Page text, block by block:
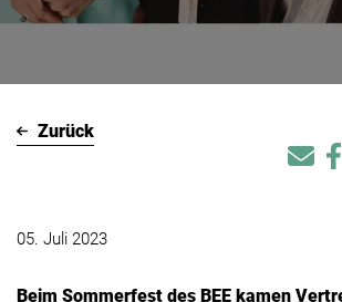
Zurück
05. Juli 2023
Beim Sommerfest des BEE kamen